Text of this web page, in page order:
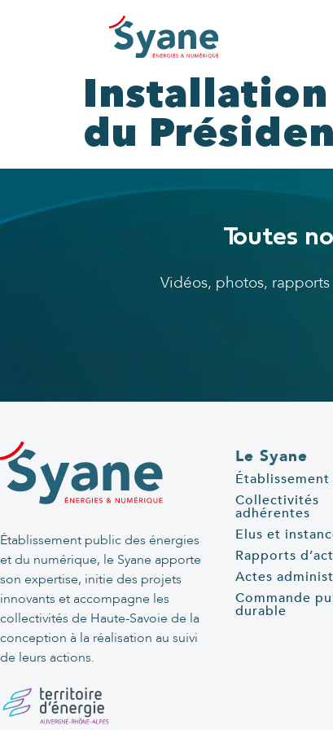
Installation
du
Toutes
Vidéos, photos,
Établissement public des énergies
et du numérique, le Syane apporte
son expertise, initie des projets
innovants et accompagne les
collectivités de Haute-Savoie de la
conception à la réalisation au suivi
de leurs actions.
Le Syane
Collectivités
adhérentes
Elus et
Rapports
Actes
Commande
durable